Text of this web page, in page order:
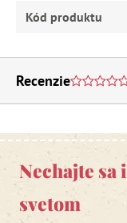
Kód produktu
Recenzie
Nechajte
svetom